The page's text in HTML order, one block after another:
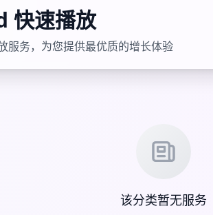
快速播放
服务，为您提供最优质的增长体验
该分类暂无服务